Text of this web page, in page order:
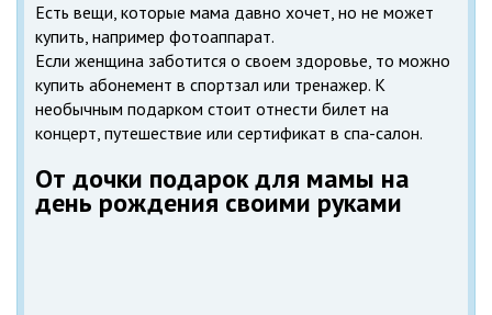
Есть вещи, которые мама давно хочет, но не может
купить, например фотоаппарат.
Если женщина заботится о своем здоровье, то можно
купить абонемент в спортзал или тренажер. К
необычным подарком стоит отнести билет на
концерт, путешествие или сертификат в спа-салон.
От дочки подарок для мамы на
день рождения своими руками